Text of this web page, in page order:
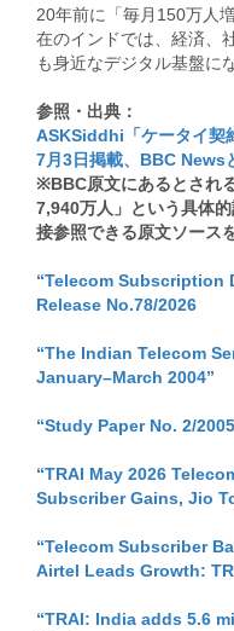
20年前に「毎月150万人
在のインドでは、経済、
も身近なデジタル基盤に
参照・出典：
ASKSiddhi「ケータイ契
7月3日掲載、BBC News
※BBC原文にあるとされ
7,940万人」という具体
接参照できる原文ソース
“Telecom Subscription
Release No.78/2026
“The Indian Telecom
January–March 2004”
“Study Paper No. 2/
“TRAI May 2026
Subscriber Gains, Jio
“Telecom Subscriber
Airtel Leads Growth:
“TRAI: India adds 5.6